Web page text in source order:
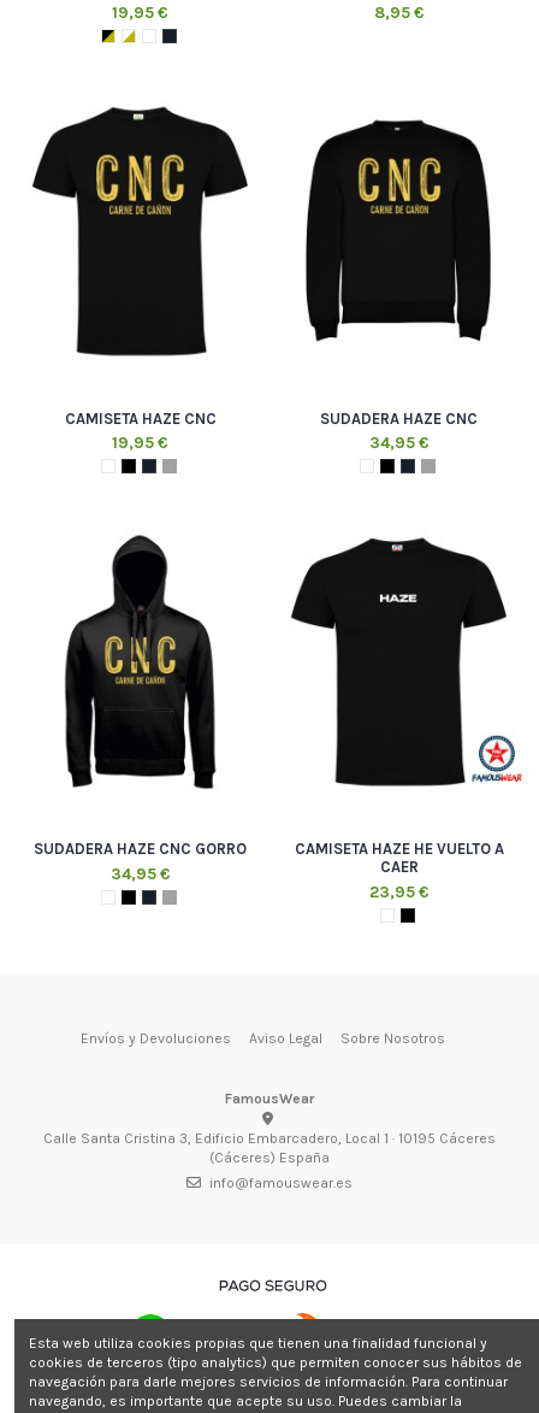
19,95 € 8,95 €
CAMISETA HAZE CNC
19,95 €
SUDADERA HAZE CNC
34,95 €
SUDADERA HAZE CNC GORRO
34,95 €
CAMISETA HAZE HE VUELTO A
CAER
23,95 €
Envíos y Devoluciones Aviso Legal Sobre Nosotros
FamousWear
Calle Santa Cristina 3, Edificio Embarcadero, Local 1 · 10195 Cáceres
(Cáceres) España
info@famouswear.es
Esta web utiliza cookies propias que tienen una finalidad funcional y
cookies de terceros (tipo analytics) que permiten conocer sus hábitos de
navegación para darle mejores servicios de información. Para continuar
navegando, es importante que acepte su uso. Puedes cambiar la